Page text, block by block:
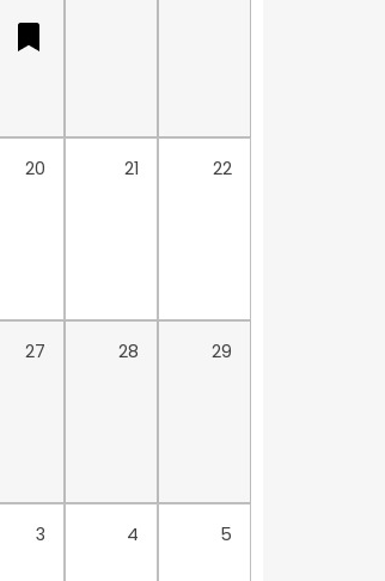
20 21 22
27 28 29
3 4 5